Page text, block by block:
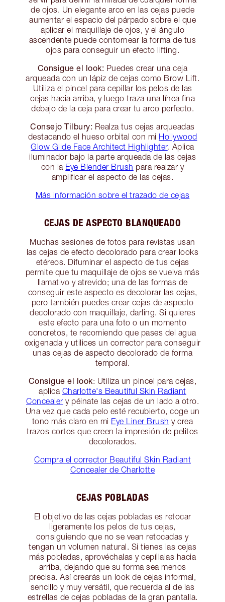
de ojos. Un elegante arco en las cejas puede
aumentar el espacio del párpado sobre el que
aplicar el maquillaje de ojos, y el ángulo
ascendente puede contornear la forma de tus
ojos para conseguir un efecto lifting.
Consigue el look: Puedes crear una ceja
arqueada con un lápiz de cejas como Brow Lift.
Utiliza el pincel para cepillar los pelos de las
cejas hacia arriba, y luego traza una línea fina
debajo de la ceja para crear tu arco perfecto.
Consejo Tilbury: Realza tus cejas arqueadas
destacando el hueso orbital con mi Hollywood
Glow Glide Face Architect Highlighter. Aplica
iluminador bajo la parte arqueada de las cejas
con la Eye Blender Brush para realzar y
amplificar el aspecto de las cejas.
Más información sobre el trazado de cejas
CEJAS DE ASPECTO BLANQUEADO
Muchas sesiones de fotos para revistas usan
las cejas de efecto decolorado para crear looks
etéreos. Difuminar el aspecto de tus cejas
permite que tu maquillaje de ojos se vuelva más
llamativo y atrevido; una de las formas de
conseguir este aspecto es decolorar las cejas,
pero también puedes crear cejas de aspecto
decolorado con maquillaje, darling. Si quieres
este efecto para una foto o un momento
concretos, te recomiendo que pases del agua
oxigenada y utilices un corrector para conseguir
unas cejas de aspecto decolorado de forma
temporal.
Consigue el look: Utiliza un pincel para cejas,
aplica Charlotte's Beautiful Skin Radiant
Concealer y péinate las cejas de un lado a otro.
Una vez que cada pelo esté recubierto, coge un
tono más claro en mi Eye Liner Brush y crea
trazos cortos que creen la impresión de pelitos
decolorados.
Compra el corrector Beautiful Skin Radiant
Concealer de Charlotte
CEJAS POBLADAS
El objetivo de las cejas pobladas es retocar
ligeramente los pelos de tus cejas,
consiguiendo que no se vean retocadas y
tengan un volumen natural. Si tienes las cejas
más pobladas, aprovéchalas y cepíllalas hacia
arriba, dejando que su forma sea menos
precisa. Así crearás un look de cejas informal,
sencillo y muy versátil, que recuerda al de las
estrellas de cejas pobladas de la gran pantalla.